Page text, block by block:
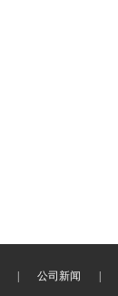
公司新闻